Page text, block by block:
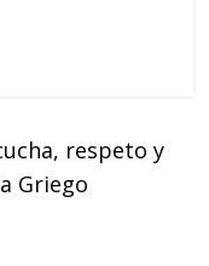
respeto y
Griego